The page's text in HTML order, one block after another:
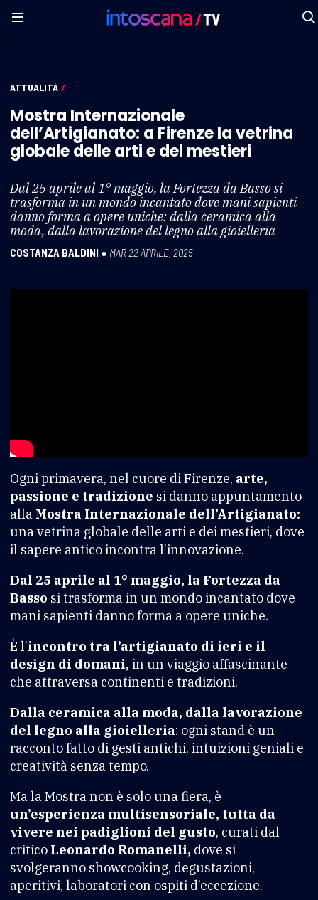
ATTUALITÀ /
Mostra Internazionale
dell’Artigianato: a Firenze la vetrina
globale delle arti e dei mestieri
Dal 25 aprile al 1° maggio, la Fortezza da Basso si
trasforma in un mondo incantato dove mani sapienti
danno forma a opere uniche: dalla ceramica alla
moda, dalla lavorazione del legno alla gioielleria
COSTANZA BALDINI ● MAR 22 APRILE, 2025
Ogni primavera, nel cuore di Firenze, arte,
passione e tradizione si danno appuntamento
alla Mostra Internazionale dell’Artigianato:
una vetrina globale delle arti e dei mestieri, dove
il sapere antico incontra l’innovazione.
Dal 25 aprile al 1° maggio, la Fortezza da
Basso si trasforma in un mondo incantato dove
mani sapienti danno forma a opere uniche.
È l’incontro tra l’artigianato di ieri e il
design di domani, in un viaggio affascinante
che attraversa continenti e tradizioni.
Dalla ceramica alla moda, dalla lavorazione
del legno alla gioielleria: ogni stand è un
racconto fatto di gesti antichi, intuizioni geniali e
creatività senza tempo.
Ma la Mostra non è solo una fiera, è
un’esperienza multisensoriale, tutta da
vivere nei padiglioni del gusto, curati dal
critico Leonardo Romanelli, dove si
svolgeranno showcooking, degustazioni,
aperitivi, laboratori con ospiti d’eccezione.